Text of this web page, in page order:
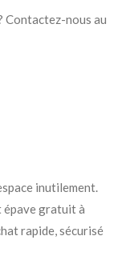
Contactez-nous au
inutilement.
épave gratuit à
rapide, sécurisé